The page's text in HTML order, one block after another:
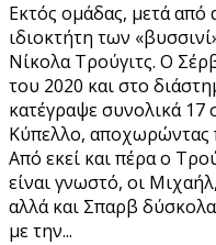
Εκτός ομάδας, μετά
ιδιοκτήτη των
Νίκολα Τρούγιτς. Ο
του 2020 και στο
κατέγραψε συνολικά
Κύπελλο, αποχωρώντας
Από εκεί και πέρα ο
είναι γνωστό, οι
αλλά και Σπαρβ
με την...